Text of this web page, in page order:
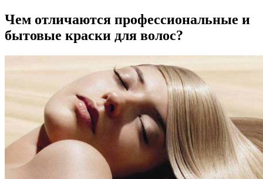
Чем отличаются профессиональные и
бытовые краски для волос?